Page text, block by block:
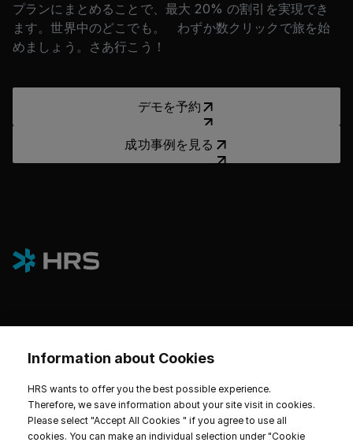
プランにまとめることで、最大 20% の割引を実現でき
ます。世界中のどこでも。 わずか数クリックで旅を始
めましょう。さあ行こう！
デモを予約
成功事例を見る
Information about Cookies
HRS wants to offer you the best possible experience.
Therefore, we save information about your site visit in cookies.
Please select "Accept All Cookies " if you agree to use all
cookies. You can make an individual selection under "Cookie